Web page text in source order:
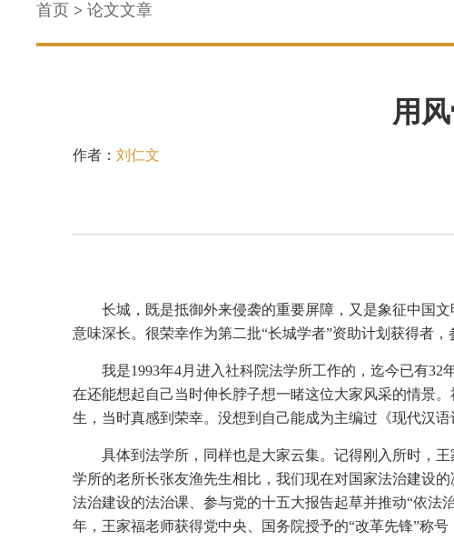
首页 > 论文文章
用
作者： 刘仁文
长城，既是抵御外来侵袭的重要屏障，又是象征中国
意味深长。很荣幸作为第二批“长城学者”资助计划获得者，
我是1993年4月进入社科院法学所工作的，迄今已有
在还能想起自己当时伸长脖子想一睹这位大家风采的情景
生，当时真感到荣幸。没想到自己能成为主编过《现代汉
具体到法学所，同样也是大家云集。记得刚入所时，
学所的老所长张友渔先生相比，我们现在对国家法治建设
法治建设的法治课、参与党的十五大报告起草并推动“依法
年，王家福老师获得党中央、国务院授予的“改革先锋”称